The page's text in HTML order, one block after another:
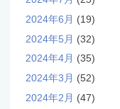
2024年6月 (19)
2024年5月 (32)
2024年4月 (35)
2024年3月 (52)
2024年2月 (47)